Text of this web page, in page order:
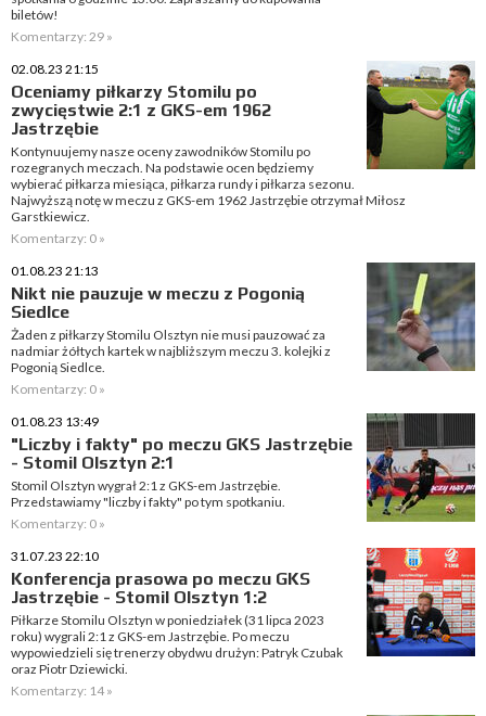
biletów!
Komentarzy: 29 »
02.08.23 21:15
Oceniamy piłkarzy Stomilu po
zwycięstwie 2:1 z GKS-em 1962
Jastrzębie
Kontynuujemy nasze oceny zawodników Stomilu po
rozegranych meczach. Na podstawie ocen będziemy
wybierać piłkarza miesiąca, piłkarza rundy i piłkarza sezonu.
Najwyższą notę w meczu z GKS-em 1962 Jastrzębie otrzymał Miłosz
Garstkiewicz.
Komentarzy: 0 »
01.08.23 21:13
Nikt nie pauzuje w meczu z Pogonią
Siedlce
Żaden z piłkarzy Stomilu Olsztyn nie musi pauzować za
nadmiar żółtych kartek w najbliższym meczu 3. kolejki z
Pogonią Siedlce.
Komentarzy: 0 »
01.08.23 13:49
"Liczby i fakty" po meczu GKS Jastrzębie
- Stomil Olsztyn 2:1
Stomil Olsztyn wygrał 2:1 z GKS-em Jastrzębie.
Przedstawiamy "liczby i fakty" po tym spotkaniu.
Komentarzy: 0 »
31.07.23 22:10
Konferencja prasowa po meczu GKS
Jastrzębie - Stomil Olsztyn 1:2
Piłkarze Stomilu Olsztyn w poniedziałek (31 lipca 2023
roku) wygrali 2:1 z GKS-em Jastrzębie. Po meczu
wypowiedzieli się trenerzy obydwu drużyn: Patryk Czubak
oraz Piotr Dziewicki.
Komentarzy: 14 »